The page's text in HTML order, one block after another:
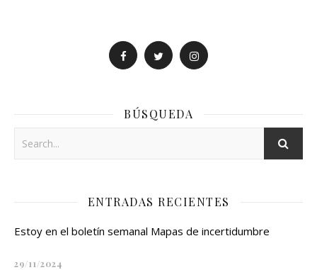
BÚSQUEDA
ENTRADAS RECIENTES
Estoy en el boletín semanal Mapas de incertidumbre
29/11/2024